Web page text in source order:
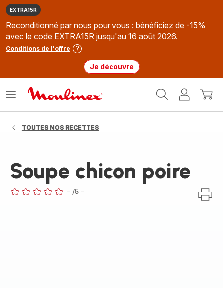
EXTRA15R
Reconditionné par nous pour vous : bénéficiez de -15%
avec le code EXTRA15R jusqu'au 16 août 2026.
Conditions de l'offre
Je découvre
MonMon
Ouvrir
TOUTES NOS RECETTES
Soupe chicon poire
- /5 -